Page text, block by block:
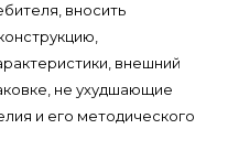
вносить
внешний
не ухудшающие
и его методического